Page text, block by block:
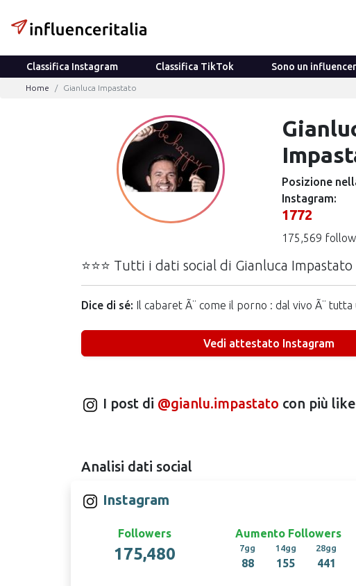
Classifica Instagram Classifica TikTok Sono un influencer
Home Gianluca Impastato
Posizione
Instagram:
1772
175,569
⭐⭐⭐ Tutti i dati social di Gianluca Impastato
Dice di sé: Il cabaret Ã¨ come il porno : dal vivo Ã¨
Vedi attestato Instagram
I post di @gianlu.impastato con più like
Analisi dati social
Instagram
Followers
175,480
Aumento Followers
7gg
88
14gg
155
28gg
441